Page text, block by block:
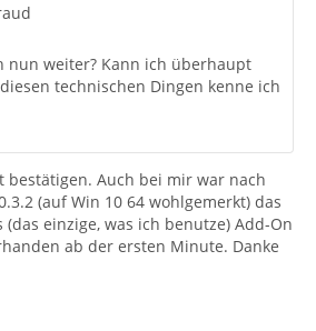
nun weiter? Kann ich überhaupt
technischen Dingen kenne ich
bestätigen. Auch bei mir war nach
(auf Win 10 64 wohlgemerkt) das
einzige, was ich benutze) Add-On
ab der ersten Minute. Danke